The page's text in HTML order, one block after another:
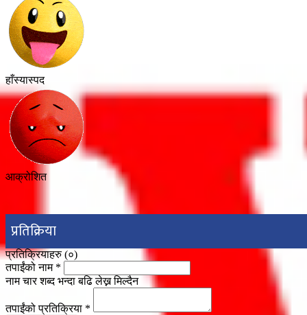
हाँस्यास्पद
आक्रोशित
प्रतिक्रिया
प्रतिक्रियाहरु (०)
तपाईंको नाम *
नाम चार शब्द भन्दा बढि लेख्न मिल्दैन
तपाईंको प्रतिक्रिया *